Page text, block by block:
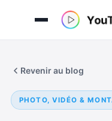
Revenir au blog
PHOTO, VIDÉO &